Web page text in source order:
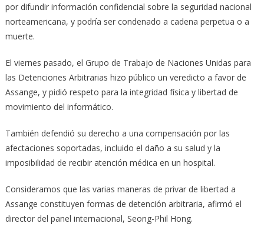
por difundir información confidencial sobre la seguridad nacional
norteamericana, y podría ser condenado a cadena perpetua o a
muerte.
El viernes pasado, el Grupo de Trabajo de Naciones Unidas para
las Detenciones Arbitrarias hizo público un veredicto a favor de
Assange, y pidió respeto para la integridad física y libertad de
movimiento del informático.
También defendió su derecho a una compensación por las
afectaciones soportadas, incluido el daño a su salud y la
imposibilidad de recibir atención médica en un hospital.
Consideramos que las varias maneras de privar de libertad a
Assange constituyen formas de detención arbitraria, afirmó el
director del panel internacional, Seong-Phil Hong.